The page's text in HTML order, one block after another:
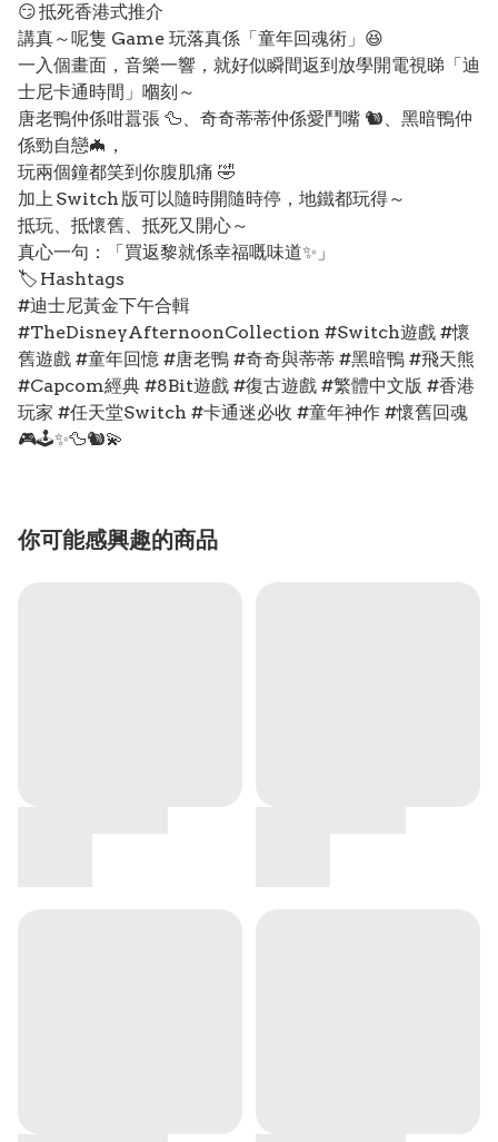
😏 抵死香港式推介
講真～呢隻 Game 玩落真係「童年回魂術」😆
一入個畫面，音樂一響，就好似瞬間返到放學開電視睇「迪
士尼卡通時間」嗰刻～
唐老鴨仲係咁囂張 🦆、奇奇蒂蒂仲係愛鬥嘴 🐿️、黑暗鴨仲
係勁自戀🦇，
玩兩個鐘都笑到你腹肌痛 🤣
加上 Switch 版可以隨時開隨時停，地鐵都玩得～
抵玩、抵懷舊、抵死又開心～
真心一句：「買返黎就係幸福嘅味道✨」
🏷️ Hashtags
#迪士尼黃金下午合輯
#TheDisneyAfternoonCollection #Switch遊戲 #懷
舊遊戲 #童年回憶 #唐老鴨 #奇奇與蒂蒂 #黑暗鴨 #飛天熊
#Capcom經典 #8Bit遊戲 #復古遊戲 #繁體中文版 #香港
玩家 #任天堂Switch #卡通迷必收 #童年神作 #懷舊回魂
🎮🕹️✨🦆🐿️💫
你可能感興趣的商品